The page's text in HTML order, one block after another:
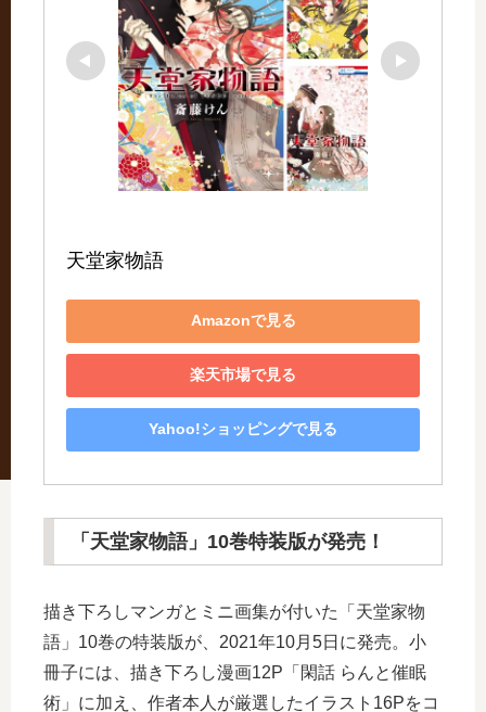
天堂家物語
Amazonで見る
楽天市場で見る
Yahoo!ショッピングで見る
「天堂家物語」10巻特装版が発売！
描き下ろしマンガとミニ画集が付いた「天堂家物
語」10巻の特装版が、2021年10月5日に発売。小
冊子には、描き下ろし漫画12P「閑話 らんと催眠
術」に加え、作者本人が厳選したイラスト16Pをコ